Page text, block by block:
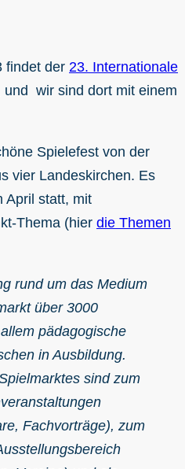
findet der 23. Internationale
und wir sind dort mit einem
Spielefest von der
vier Landeskirchen. Es
April statt, mit
Thema (hier die Themen
rund um das Medium
über 3000
pädagogische
in Ausbildung.
sind zum
Fachvorträge), zum